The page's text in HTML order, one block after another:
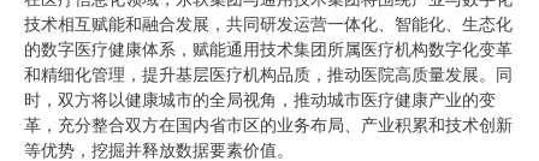
技术相互赋能和融合发展，共同研发运营一体化、智能化、生态化
的数字医疗健康体系，赋能通用技术集团所属医疗机构数字化变革
和精细化管理，提升基层医疗机构品质，推动医院高质量发展。同
时，双方将以健康城市的全局视角，推动城市医疗健康产业的变
革，充分整合双方在国内省市区的业务布局、产业积累和技术创新
等优势，挖掘并释放数据要素价值。